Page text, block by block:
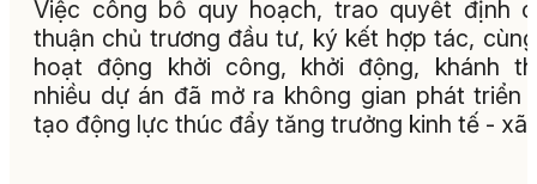
Việc công bố quy hoạch, trao quyết định
thuận chủ trương đầu tư, ký kết hợp tác,
hoạt động khởi công, khởi động, khánh
nhiều dự án đã mở ra không gian phát triển
tạo động lực thúc đẩy tăng trưởng kinh tế - xã